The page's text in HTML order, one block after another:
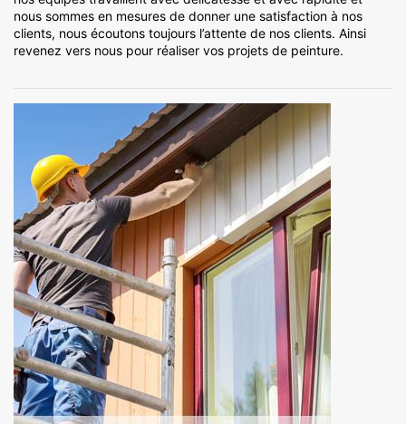
nous sommes en mesures de donner une satisfaction à nos
clients, nous écoutons toujours l’attente de nos clients. Ainsi
revenez vers nous pour réaliser vos projets de peinture.